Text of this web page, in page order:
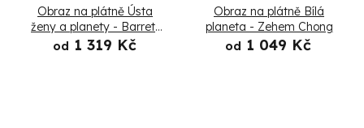
Obraz na plátně Ústa
ženy a planety - Barrett
Biggers
od 1 319 Kč
Obraz na plátně Bílá
planeta - Zehem Chong
od 1 049 Kč